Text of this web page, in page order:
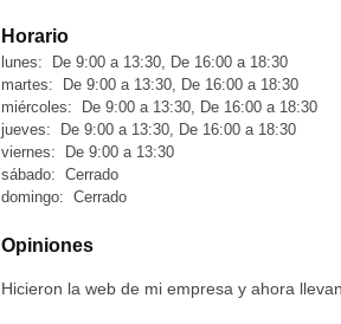
Horario
lunes: De 9:00 a 13:30, De 16:00 a 18:30
martes: De 9:00 a 13:30, De 16:00 a 18:30
miércoles: De 9:00 a 13:30, De 16:00 a 18:30
jueves: De 9:00 a 13:30, De 16:00 a 18:30
viernes: De 9:00 a 13:30
sábado: Cerrado
domingo: Cerrado
Opiniones
Hicieron la web de mi empresa y ahora